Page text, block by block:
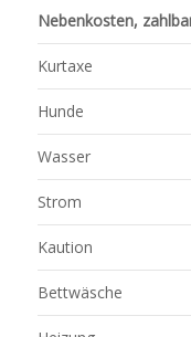
Nebenkosten,
Kurtaxe
Hunde
Wasser
Strom
Kaution
Bettwäsche